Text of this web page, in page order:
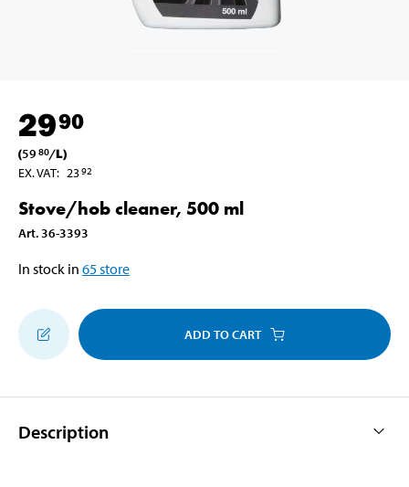
2990
(59 80/L)
EX. VAT: 2392
Stove/hob cleaner, 500 ml
Art. 36-3393
In stock in 65store
ADD TO CART
Description